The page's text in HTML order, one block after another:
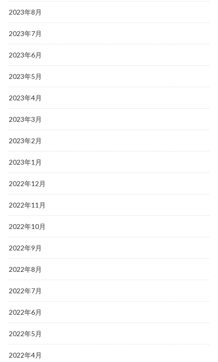
2023年8月
2023年7月
2023年6月
2023年5月
2023年4月
2023年3月
2023年2月
2023年1月
2022年12月
2022年11月
2022年10月
2022年9月
2022年8月
2022年7月
2022年6月
2022年5月
2022年4月